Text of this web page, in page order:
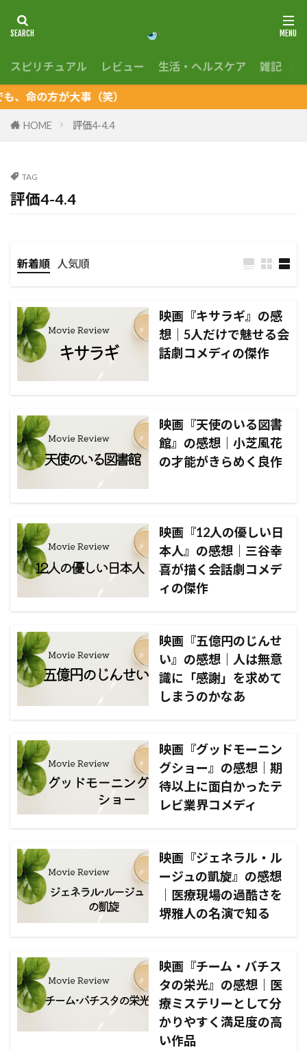
スピリチュアル レビュー 生活・ヘルスケア 雑記
方が大事（笑）
HOME 評価4-4.4
TAG
評価4-4.4
新着順 人気順
映画『キサラギ』の感
想｜5人だけで魅せる会
話劇コメディの傑作
映画『天使のいる図書
館』の感想｜小芝風花
の才能がきらめく良作
映画『12人の優しい日
本人』の感想｜三谷幸
喜が描く会話劇コメデ
ィの傑作
映画『五億円のじんせ
い』の感想｜人は無意
識に「感謝」を求めて
しまうのかなあ
映画『グッドモーニン
グショー』の感想｜期
待以上に面白かったテ
レビ業界コメディ
映画『ジェネラル・ル
ージュの凱旋』の感想
｜医療現場の過酷さを
堺雅人の名演で知る
映画『チーム・バチス
タの栄光』の感想｜医
療ミステリーとして分
かりやすく満足度の高
い作品